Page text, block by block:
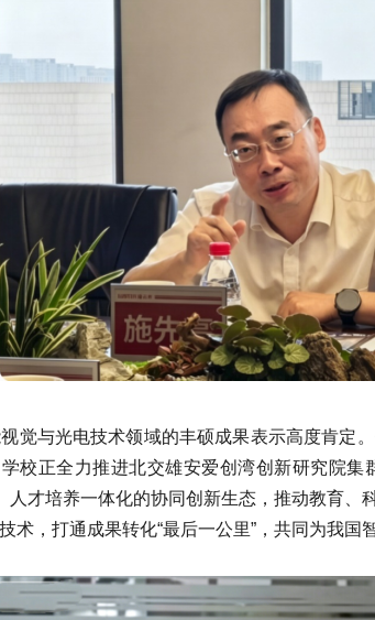
觉与光电技术领域的丰硕成果表示高度肯定
校正全力推进北交雄安爱创湾创新研究院
人才培养一体化的协同创新生态，推动教育
术，打通成果转化“最后一公里”，共同为我国